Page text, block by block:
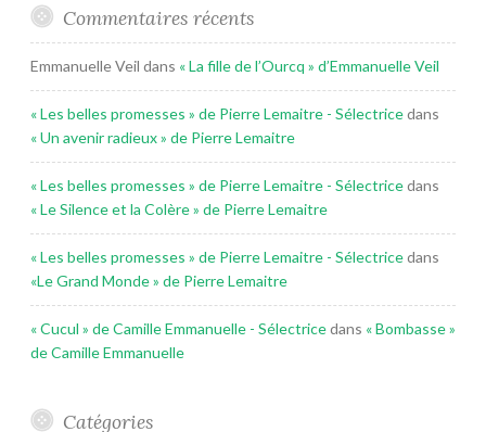
Commentaires récents
Emmanuelle Veil dans « La fille de l’Ourcq » d’Emmanuelle Veil
« Les belles promesses » de Pierre Lemaitre - Sélectricedans
« Un avenir radieux » de Pierre Lemaitre
« Les belles promesses » de Pierre Lemaitre - Sélectricedans
« Le Silence et la Colère » de Pierre Lemaitre
« Les belles promesses » de Pierre Lemaitre - Sélectricedans
«Le Grand Monde » de Pierre Lemaitre
« Cucul » de Camille Emmanuelle - Sélectricedans « Bombasse »
de Camille Emmanuelle
Catégories